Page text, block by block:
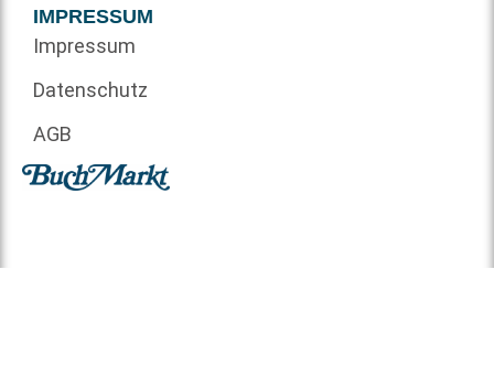
IMPRESSUM
Impressum
Datenschutz
AGB